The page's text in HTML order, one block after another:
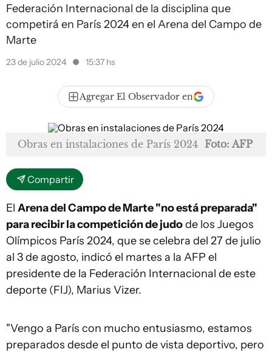
Federación Internacional de la disciplina que
competirá en París 2024 en el Arena del Campo de
Marte
23 de julio 2024 15:37 hs
Agregar El Observador en
Obras en instalaciones de París 2024 Foto: AFP
Compartir
El Arena del Campo de Marte "no está preparada"
para recibir la competición de judode los Juegos
Olímpicos París 2024, que se celebra del 27 de julio
al 3 de agosto, indicó el martes a la AFP el
presidente de la Federación Internacional de este
deporte (FIJ), Marius Vizer.
"Vengo a París con mucho entusiasmo, estamos
preparados desde el punto de vista deportivo, pero